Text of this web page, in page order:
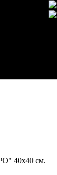
40х40 см.